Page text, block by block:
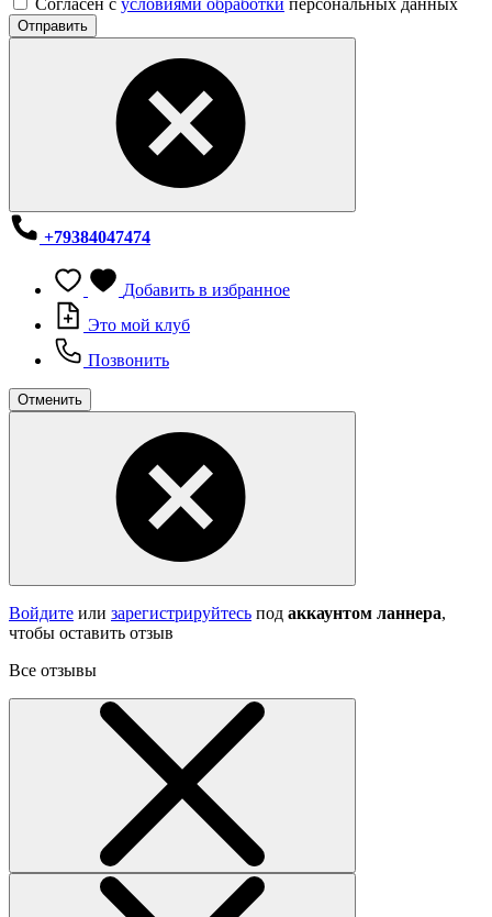
Согласен с условиями обработки персональных данных
Отправить
+79384047474
Добавить в избранное
Это мой клуб
Позвонить
Отменить
Войдите или зарегистрируйтесь под аккаунтом ланнера,
чтобы оставить отзыв
Все отзывы